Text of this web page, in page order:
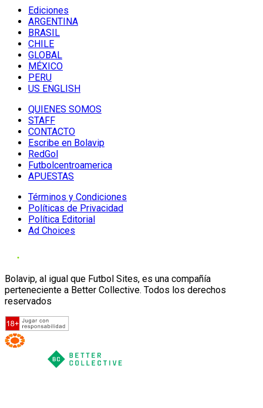
Ediciones
ARGENTINA
BRASIL
CHILE
GLOBAL
MÉXICO
PERU
US ENGLISH
QUIENES SOMOS
STAFF
CONTACTO
Escribe en Bolavip
RedGol
Futbolcentroamerica
APUESTAS
Términos y Condiciones
Políticas de Privacidad
Política Editorial
Ad Choices
Bolavip, al igual que Futbol Sites, es una compañía
perteneciente a Better Collective. Todos los derechos
reservados